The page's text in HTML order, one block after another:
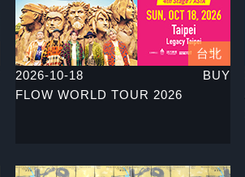
台北
2026-10-18
BUY
FLOW WORLD TOUR 2026